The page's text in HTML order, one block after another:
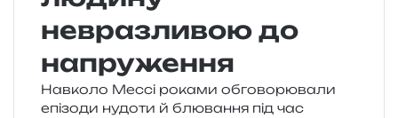
невразливою до
напруження
Навколо Мессі рока­ми обго­во­рю­ва­ли
епі­зо­ди нудо­ти й блю­ва­н­ня під час